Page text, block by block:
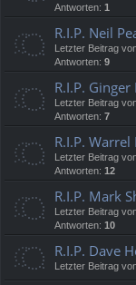
Antworten: 1
R.I.P. Neil
Letzter Beitrag
Antworten: 9
R.I.P. Ginger
Letzter Beitrag
Antworten: 7
R.I.P. Warrel
Letzter Beitrag
Antworten: 12
R.I.P. Mark
Letzter Beitrag
Antworten: 10
R.I.P. Dave
Letzter Beitrag